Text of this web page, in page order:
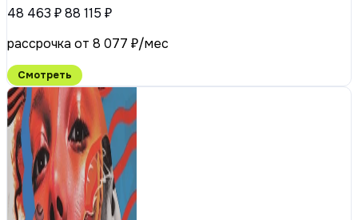
48 463 ₽88 115 ₽
рассрочка от 8 077 ₽/мес
Смотреть